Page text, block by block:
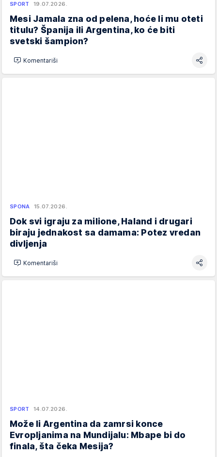
SPORT 19.07.2026.
Mesi Jamala zna od pelena, hoće li mu oteti
titulu? Španija ili Argentina, ko će biti
svetski šampion?
Komentariši
SPONA 15.07.2026.
Dok svi igraju za milione, Haland i drugari
biraju jednakost sa damama: Potez vredan
divljenja
Komentariši
SPORT 14.07.2026.
Može li Argentina da zamrsi konce
Evropljanima na Mundijalu: Mbape bi do
finala, šta čeka Mesija?